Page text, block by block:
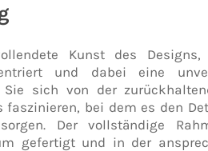
Kunst des
und dabei eine
Sie sich von der
faszinieren, bei dem es den
Der vollständige
gefertigt und in der